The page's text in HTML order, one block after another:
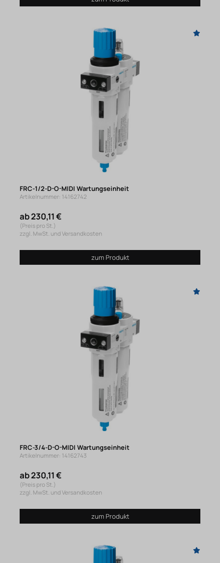
FRC-1/2-D-O-MIDI Wartungseinheit
Artikelnummer: 14162742
ab 230,11 €
(Preis pro St.)
zzgl. MwSt. und Versandkosten
zum Produkt
FRC-3/4-D-O-MIDI Wartungseinheit
Artikelnummer: 14162743
ab 230,11 €
(Preis pro St.)
zzgl. MwSt. und Versandkosten
zum Produkt